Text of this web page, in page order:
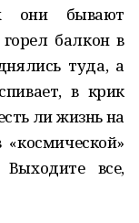
они бывают
балкон в
туда, а
в крик
ли жизнь на
Выходите все,